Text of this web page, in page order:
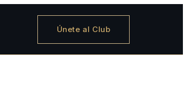
Únete al Club